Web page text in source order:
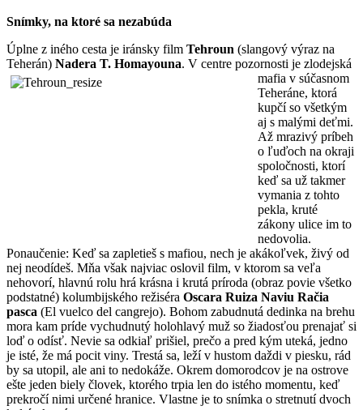
Snímky, na ktoré sa nezabúda
Úplne z iného cesta je iránsky film Tehroun (slangový výraz na
Teherán) Nadera T. Homayouna. V centre pozornosti je zlodejská
mafia v súčasnom
Teheráne, ktorá
kupčí so všetkým
aj s malými deťmi.
Až mrazivý príbeh
o ľuďoch na okraji
spoločnosti, ktorí
keď sa už takmer
vymania z tohto
pekla, kruté
zákony ulice im to
nedovolia.
Ponaučenie: Keď sa zapletieš s mafiou, nech je akákoľvek, živý od
nej neodídeš. Mňa však najviac oslovil film, v ktorom sa veľa
nehovorí, hlavnú rolu hrá krásna i krutá príroda (obraz povie všetko
podstatné) kolumbijského režiséra Oscara Ruiza Naviu Račia
pasca (El vuelco del cangrejo). Bohom zabudnutá dedinka na brehu
mora kam príde vychudnutý holohlavý muž so žiadosťou prenajať si
loď o odísť. Nevie sa odkiaľ prišiel, prečo a pred kým uteká, jedno
je isté, že má pocit viny. Trestá sa, leží v hustom daždi v piesku, rád
by sa utopil, ale ani to nedokáže. Okrem domorodcov je na ostrove
ešte jeden biely človek, ktorého trpia len do istého momentu, keď
prekročí nimi určené hranice. Vlastne je to snímka o stretnutí dvoch